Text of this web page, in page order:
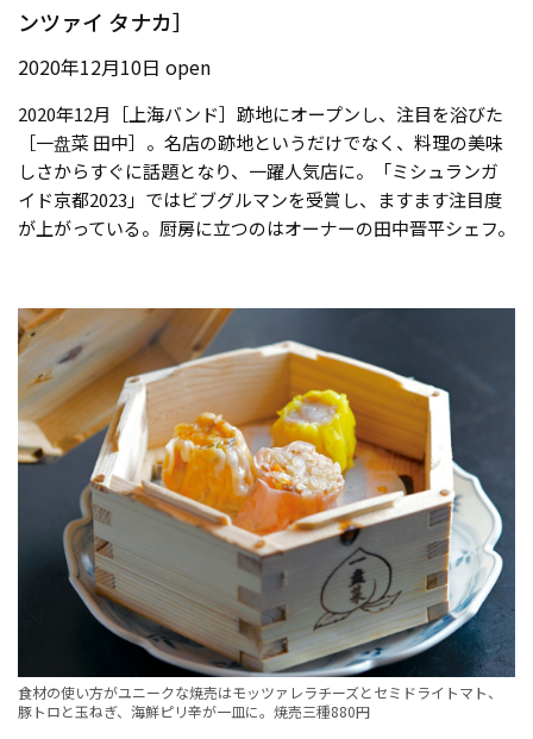
ンツァイ タナカ］
2020年12月10日 open
2020年12月［上海バンド］跡地にオープンし、注目を浴びた
［一盘菜 田中］。名店の跡地というだけでなく、料理の美味
しさからすぐに話題となり、一躍人気店に。「ミシュランガ
イド京都2023」ではビブグルマンを受賞し、ますます注目度
が上がっている。厨房に立つのはオーナーの田中晋平シェフ。
食材の使い方がユニークな焼売はモッツァレラチーズとセミドライトマト、
豚トロと玉ねぎ、海鮮ピリ辛が一皿に。焼売三種880円